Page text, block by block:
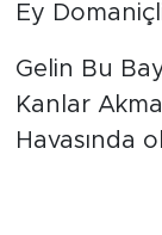
Ey
Gelin Bu
Kanlar
Havasında